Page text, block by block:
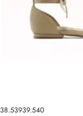
38.53939.540